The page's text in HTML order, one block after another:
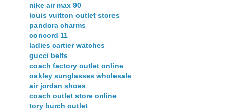
nike air max 90
louis vuitton outlet stores
pandora charms
concord 11
ladies cartier watches
gucci belts
coach factory outlet online
oakley sunglasses wholesale
air jordan shoes
coach outlet store online
tory burch outlet